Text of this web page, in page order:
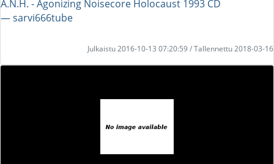
A.N.H. - Agonizing Noisecore Holocaust 1993 CD
― sarvi666tube
Julkaistu 2016-10-13 07:20:59 / Tallennettu 2018-03-16